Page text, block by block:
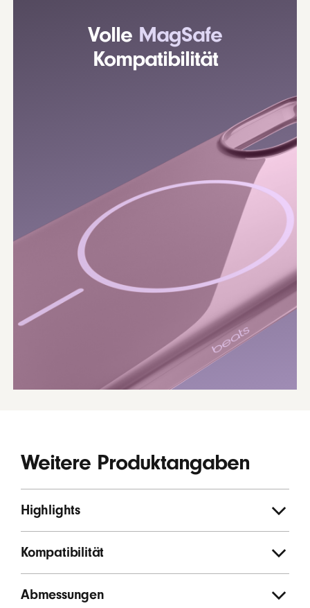
Volle MagSafe
Kompatibilität
Weitere Produktangaben
Highlights
Kompatibilität
Abmessungen